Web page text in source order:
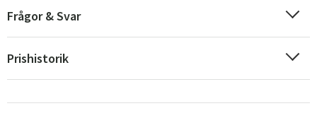
Sverige
Danmark
Frågor & Svar
Prishistorik